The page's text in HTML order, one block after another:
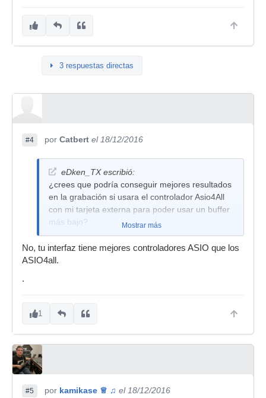
3 respuestas directas
#4 por Catbert el 18/12/2016
eDken_TX escribió:
¿crees que podría conseguir mejores resultados
en la grabación si usara el controlador Asio4All
con mi tarjeta externa para poder usar un buffer
más bajo?
Mostrar más
No, tu interfaz tiene mejores controladores ASIO que los
ASIO4all.
.
1
#5 por kamikase ♕ ♫ el 18/12/2016